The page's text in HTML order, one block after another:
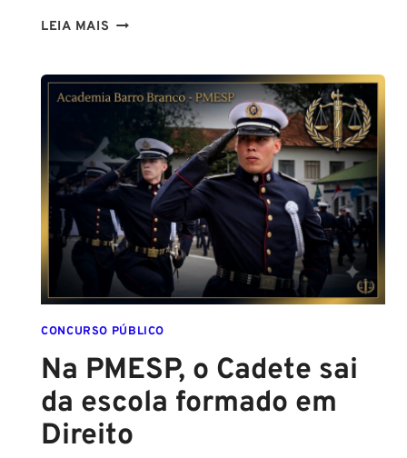
LEIA MAIS TENHO
SER
POLICIAL?
DESCUBRA
AS
NOVAS
REGRAS!
ALTURA
MÍNIMA
PARA
CONCURSO
POLICIAL:
CONCURSO PÚBLICO
Na PMESP, o Cadete sai
da escola formado em
Direito